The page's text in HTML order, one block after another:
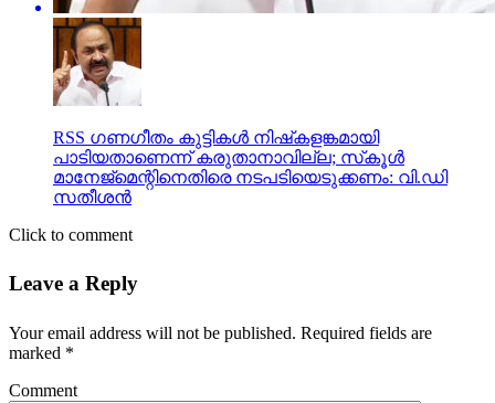
RSS ഗണഗീതം കുട്ടികള്‍ നിഷ്‌കളങ്കമായി
പാടിയതാണെന്ന് കരുതാനാവില്ല; സ്‌കൂള്‍
മാനേജ്‌മെന്റിനെതിരെ നടപടിയെടുക്കണം: വി.ഡി
സതീശന്‍
Click to comment
Leave a Reply
Your email address will not be published. Required fields are
marked *
Comment